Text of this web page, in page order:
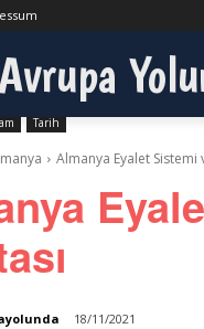
Tarih
Almanya Eyalet Sistemi
18/11/2021